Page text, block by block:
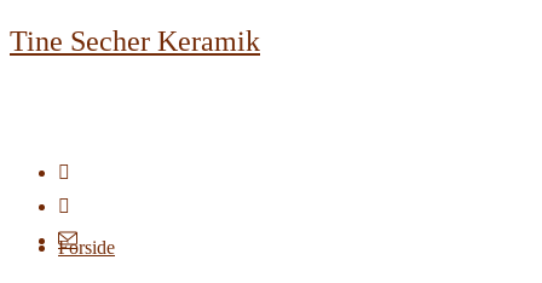
to
Tine Secher Keramik
Forside